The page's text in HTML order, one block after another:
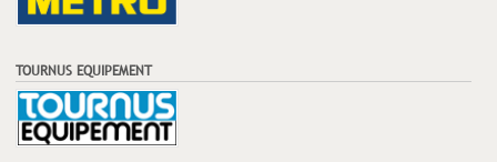
TOURNUS EQUIPEMENT